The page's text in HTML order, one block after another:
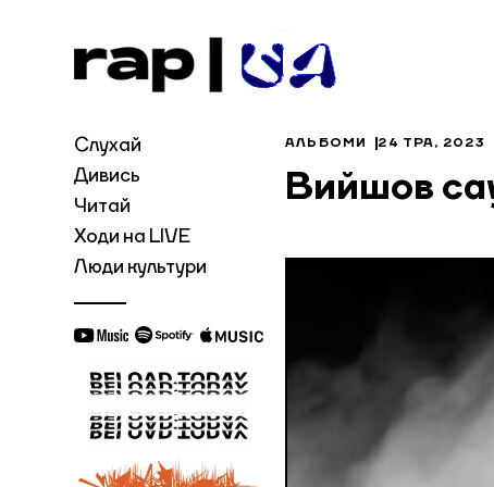
Слухай
Дивись
Читай
Ходи на LIVE
Люди культури
АЛЬБОМИ 24 ТРА, 2023
Вийшов